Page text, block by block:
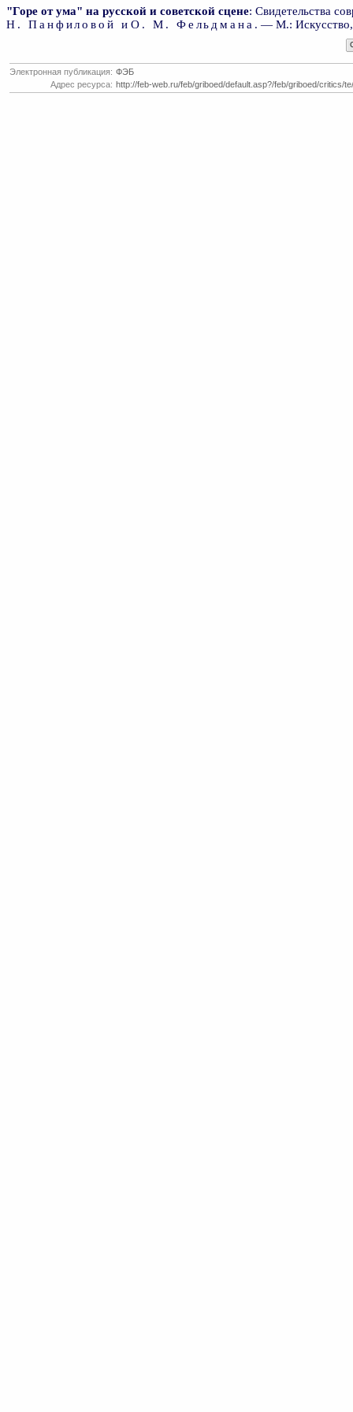
"Горе от ума" на русской и советской сцене: Свидетельства
Н. ПанфиловойиО. М. Фельдмана . — М.:
Электронная публикация: ФЭБ
Адрес ресурса: http://feb-web.ru/feb/griboed/default.asp?/feb/griboed/critics/